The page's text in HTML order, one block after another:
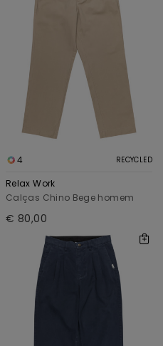
4 RECYCLED
Relax Work
Calças Chino Bege homem
€ 80,00